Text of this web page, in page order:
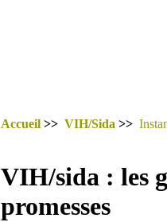
Accueil >> VIH/Sida >>
VIH/sida : les
promesses